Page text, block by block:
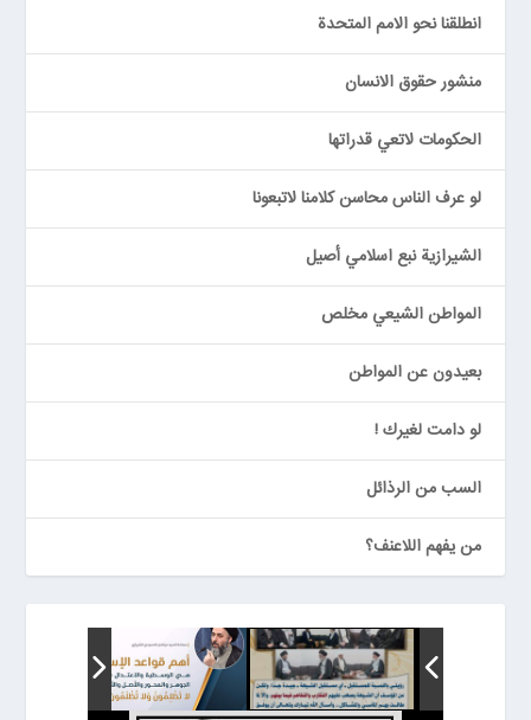
انطلقنا نحو الامم المتحدة
منشور حقوق الانسان
الحكومات لاتعي قدراتها
لو عرف الناس محاسن كلامنا لاتبعونا
الشيرازية نبع اسلامي أصيل
المواطن الشيعي مخلص
بعيدون عن المواطن
لو دامت لغيرك !
السب من الرذائل
من يفهم اللاعنف؟